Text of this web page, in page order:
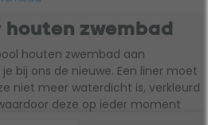
zwembad
houten zwembad aan
bij ons de nieuwe. Een liner moet
niet meer waterdicht is, verkleurd
deze op ieder moment